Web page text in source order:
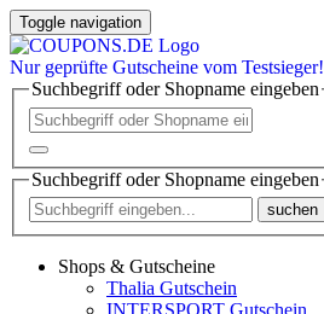
Toggle navigation
Nur geprüfte Gutscheine vom Testsieger!
Suchbegriff oder Shopname eingeben
Suchbegriff oder Shopname eingeben
suchen
Shops & Gutscheine
Thalia Gutschein